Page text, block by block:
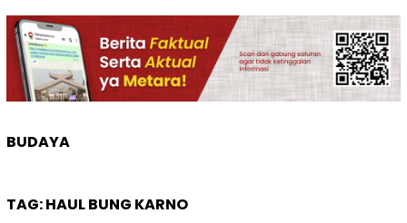
BUDAYA
TAG:HAUL BUNG KARNO